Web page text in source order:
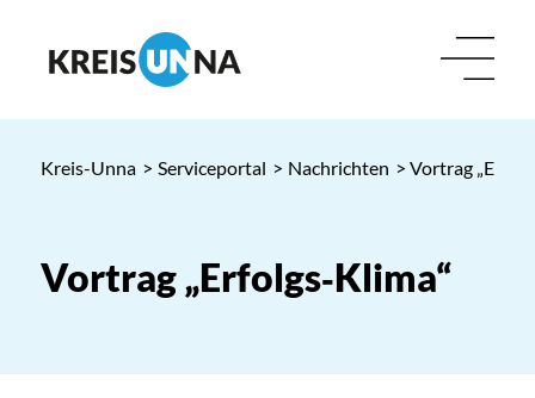
Kreis-Unna > Serviceportal > Nachrichten > Vortrag
Vortrag „Erfolgs‑Klima“